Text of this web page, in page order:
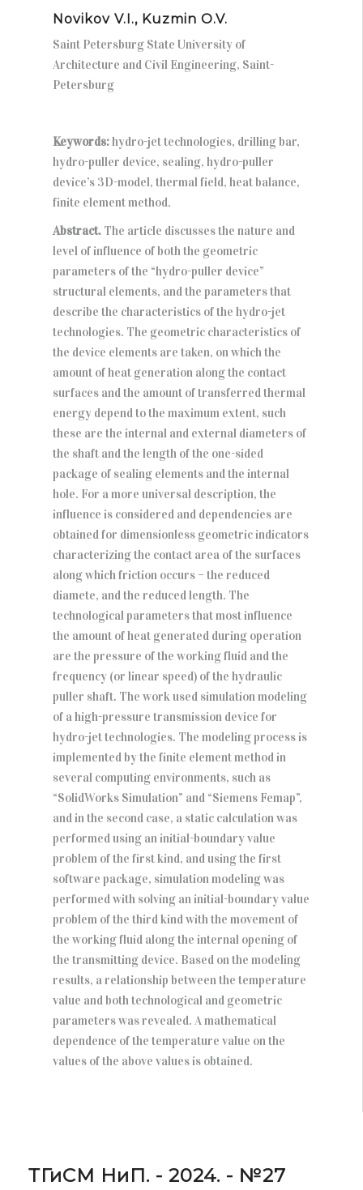
Novikov V.I., Kuzmin O.V.
Saint Petersburg State University of
Architecture and Civil Engineering, Saint-
Petersburg
Keywords:hydro-jet technologies, drilling bar,
hydro-puller device, sealing, hydro-puller
device’s 3D-model, thermal field, heat balance,
finite element method.
Abstract. The article discusses the nature and
level of influence of both the geometric
parameters of the “hydro-puller device”
structural elements, and the parameters that
describe the characteristics of the hydro-jet
technologies. The geometric characteristics of
the device elements are taken, on which the
amount of heat generation along the contact
surfaces and the amount of transferred thermal
energy depend to the maximum extent, such
these are the internal and external diameters of
the shaft and the length of the one-sided
package of sealing elements and the internal
hole. For a more universal description, the
influence is considered and dependencies are
obtained for dimensionless geometric indicators
characterizing the contact area of the surfaces
along which friction occurs – the reduced
diamete, and the reduced length. The
technological parameters that most influence
the amount of heat generated during operation
are the pressure of the working fluid and the
frequency (or linear speed) of the hydraulic
puller shaft. The work used simulation modeling
of a high-pressure transmission device for
hydro-jet technologies. The modeling process is
implemented by the finite element method in
several computing environments, such as
“SolidWorks Simulation” and “Siemens Femap”,
and in the second case, a static calculation was
performed using an initial-boundary value
problem of the first kind, and using the first
software package, simulation modeling was
performed with solving an initial-boundary value
problem of the third kind with the movement of
the working fluid along the internal opening of
the transmitting device. Based on the modeling
results, a relationship between the temperature
value and both technological and geometric
parameters was revealed. A mathematical
dependence of the temperature value on the
values of the above values is obtained.
ТГиСМ НиП. - 2024. - №27